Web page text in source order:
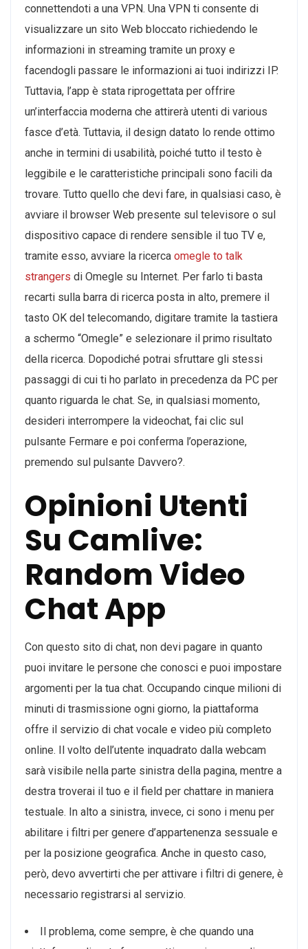
connettendoti a una VPN. Una VPN ti consente di
visualizzare un sito Web bloccato richiedendo le
informazioni in streaming tramite un proxy e
facendogli passare le informazioni ai tuoi indirizzi IP.
Tuttavia, l’app è stata riprogettata per offrire
un’interfaccia moderna che attirerà utenti di various
fasce d’età. Tuttavia, il design datato lo rende ottimo
anche in termini di usabilità, poiché tutto il testo è
leggibile e le caratteristiche principali sono facili da
trovare. Tutto quello che devi fare, in qualsiasi caso, è
avviare il browser Web presente sul televisore o sul
dispositivo capace di rendere sensible il tuo TV e,
tramite esso, avviare la ricerca omegle to talk
strangers di Omegle su Internet. Per farlo ti basta
recarti sulla barra di ricerca posta in alto, premere il
tasto OK del telecomando, digitare tramite la tastiera
a schermo “Omegle” e selezionare il primo risultato
della ricerca. Dopodiché potrai sfruttare gli stessi
passaggi di cui ti ho parlato in precedenza da PC per
quanto riguarda le chat. Se, in qualsiasi momento,
desideri interrompere la videochat, fai clic sul
pulsante Fermare e poi conferma l’operazione,
premendo sul pulsante Davvero?.
Opinioni Utenti
Su Camlive:
Random Video
Chat App
Con questo sito di chat, non devi pagare in quanto
puoi invitare le persone che conosci e puoi impostare
argomenti per la tua chat. Occupando cinque milioni di
minuti di trasmissione ogni giorno, la piattaforma
offre il servizio di chat vocale e video più completo
online. Il volto dell’utente inquadrato dalla webcam
sarà visibile nella parte sinistra della pagina, mentre a
destra troverai il tuo e il field per chattare in maniera
testuale. In alto a sinistra, invece, ci sono i menu per
abilitare i filtri per genere d’appartenenza sessuale e
per la posizione geografica. Anche in questo caso,
però, devo avvertirti che per attivare i filtri di genere, è
necessario registrarsi al servizio.
Il problema, come sempre, è che quando una